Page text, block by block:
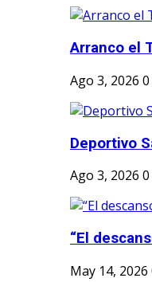
Arranco el
Ago 3, 2026 0
Deportivo
Ago 3, 2026 0
“El
May 14, 2026